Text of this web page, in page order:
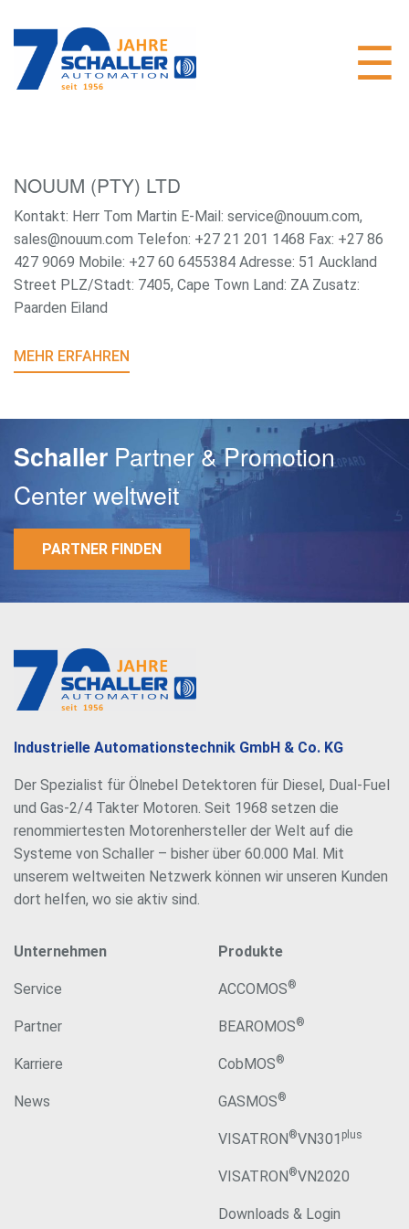
Passwort
NOUUM (PTY) LTD
Kontakt: Herr Tom Martin E-Mail: service@nouum.com,
sales@nouum.com Telefon: +27 21 201 1468 Fax: +27 86
427 9069 Mobile: +27 60 6455384 Adresse: 51 Auckland
Street PLZ/Stadt: 7405, Cape Town Land: ZA Zusatz:
Paarden Eiland
MEHR ERFAHREN
Schaller Partner & Promotion
Center weltweit
PARTNER FINDEN
Industrielle Automationstechnik GmbH & Co. KG
Der Spezialist für Ölnebel Detektoren für Diesel, Dual-Fuel
und Gas-2/4 Takter Motoren. Seit 1968 setzen die
renommiertesten Motorenhersteller der Welt auf die
Systeme von Schaller – bisher über 60.000 Mal. Mit
unserem weltweiten Netzwerk können wir unseren Kunden
dort helfen, wo sie aktiv sind.
Unternehmen
Service
Partner
Karriere
News
Produkte
ACCOMOS®
BEAROMOS®
CobMOS®
GASMOS®
VISATRON®VN301 plus
VISATRON®VN2020
Downloads & Login